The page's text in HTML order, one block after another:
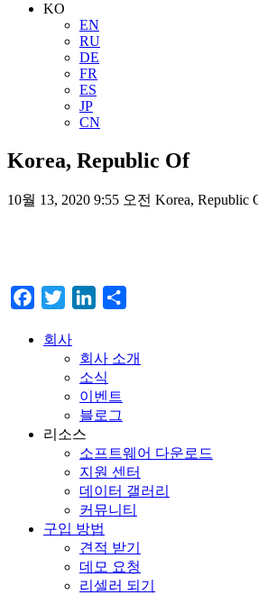
KO
EN
RU
DE
FR
ES
JP
CN
Korea, Republic Of
10월 13, 2020 9:55 오전 Korea, Republic
Facebook
Twitter LinkedIn
회사
회사 소개
소식
이벤트
블로그
리소스
소프트웨어 다운로드
지원 센터
데이터 갤러리
커뮤니티
구입 방법
견적 받기
데모 요청
리셀러 되기